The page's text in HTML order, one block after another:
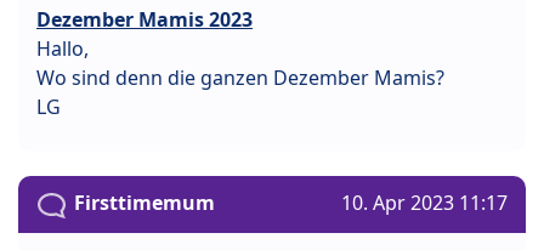
Dezember Mamis 2023
Hallo,
Wo sind denn die ganzen Dezember Mamis?
LG
Firsttimemum 10. Apr 2023 11:17